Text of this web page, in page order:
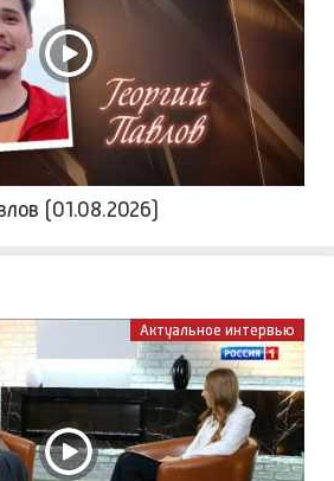
(01.08.2026)
Актуальное интервью